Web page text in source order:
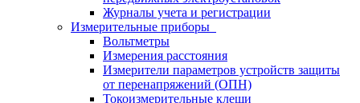
Журналы учета и регистрации
Измерительные приборы
Вольтметры
Измерения расстояния
Измерители параметров устройств защиты
от перенапряжений (ОПН)
Токоизмерительные клещи